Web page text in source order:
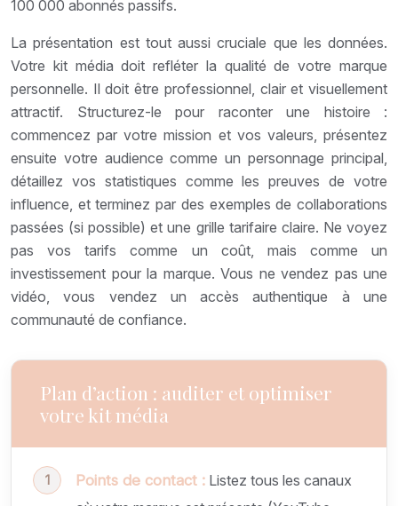
100 000 abonnés passifs.
La présentation est tout aussi cruciale que les données.
Votre kit média doit refléter la qualité de votre marque
personnelle. Il doit être professionnel, clair et visuellement
attractif. Structurez-le pour raconter une histoire :
commencez par votre mission et vos valeurs, présentez
ensuite votre audience comme un personnage principal,
détaillez vos statistiques comme les preuves de votre
influence, et terminez par des exemples de collaborations
passées (si possible) et une grille tarifaire claire. Ne voyez
pas vos tarifs comme un coût, mais comme un
investissement pour la marque. Vous ne vendez pas une
vidéo, vous vendez un accès authentique à une
communauté de confiance.
Plan d’action : auditer et optimiser
votre kit média
Points de contact : Listez tous les canaux